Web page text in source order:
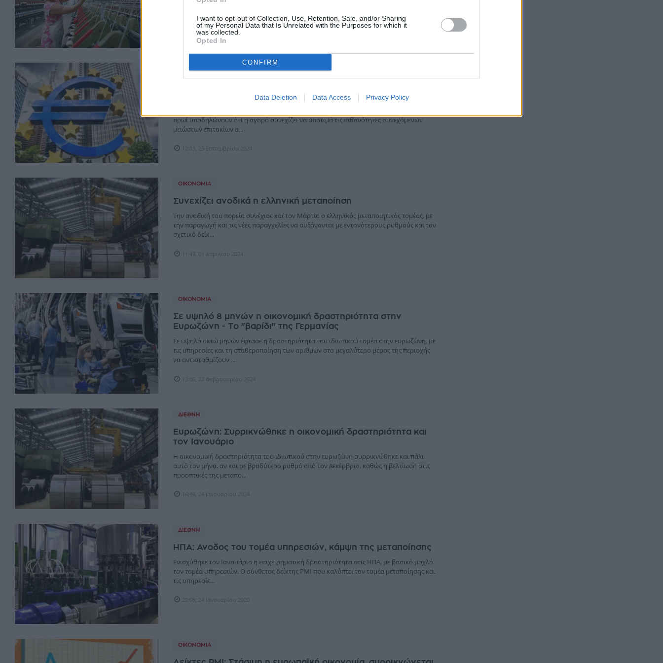
I want to opt-out of Collection, Use, Retention, Sale, and/or Sharing
of my Personal Data that Is Unrelated with the Purposes for which it
was collected.
Opted In
CONFIRM
Data Deletion Data Access Privacy Policy
με τα στοιχεία του ιδιωτικού δείκτη υπευθύνων προμηθειών (PMI) της Caixin, καθώς οι
εξαγωγικές παραγγ...
07:00, 03 Ιουνίου 2025
ΑΓΟΡΈΣ
για μείωση των επιτοκίων
πρωί υποδηλώνουν ότι η αγορά συνεχίζει να υποτιμά τις πιθανότητες συνεχόμενων
μειώσεων επιτοκίων α...
12:03, 23 Σεπτεμβρίου 2024
ΟΙΚΟΝΟΜΊΑ
Συνεχίζει ανοδικά η ελληνική μεταποίηση
Την ανοδική του πορεία συνέχισε και τον Μάρτιο ο ελληνικός μεταποιητικός τομέας, με
την παραγωγή και τις νέες παραγγελίες να αυξάνονται με εντονότερους ρυθμούς και τον
σχετικό δείκ...
11:49, 01 Απριλίου 2024
ΟΙΚΟΝΟΜΊΑ
Σε υψηλό 8 μηνών η οικονομική δραστηριότητα στην
Ευρωζώνη - Το "βαρίδι" της Γερμανίας
Σε υψηλό οκτώ μηνών έφτασε η δραστηριότητα του ιδιωτικού τομέα στην ευρωζώνη, με
τις υπηρεσίες και τη σταθεροποίηση των αριθμών στο μεγαλύτερο μέρος της περιοχής
να αντισταθμίζουν ...
13:06, 22 Φεβρουαρίου 2024
ΔΙΕΘΝΉ
Ευρωζώνη: Συρρικνώθηκε η οικονομική δραστηριότητα και
τον Ιανουάριο
Η οικονομική δραστηριότητα του ιδιωτικού στην ευρωζώνη συρρικνώθηκε και πάλι
αυτό τον μήνα, αν και με βραδύτερο ρυθμό από τον Δεκέμβριο, καθώς η βελτίωση στις
προοπτικές της μεταπο...
14:44, 24 Ιανουαρίου 2024
ΔΙΕΘΝΉ
ΗΠΑ: Ανοδος του τομέα υπηρεσιών, κάμψη της μεταποίησης
Ενισχύθηκε τον Ιανουάριο η επιχειρηματική δραστηριότητα στις ΗΠΑ, με βασικό μοχλό
τον τομέα υπηρεσιών. Ο σύνθετος δείκτης PMI που καλύπτει τον τομέα μεταποίησης και
τις υπηρεσίε...
20:05, 24 Ιανουαρίου 2020
ΟΙΚΟΝΟΜΊΑ